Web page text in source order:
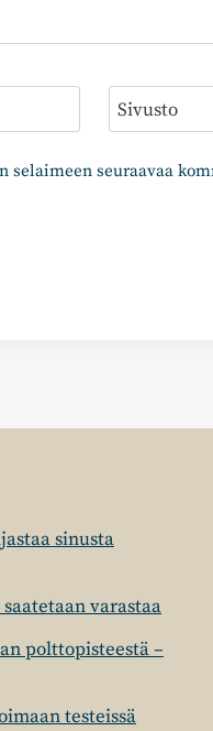
Sivusto
selaimeen seuraavaa
sinusta
varastaa
polttopisteestä –
testeissä